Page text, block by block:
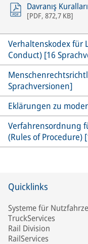
Davranış
[PDF, 872,7 KB]
Verhaltenskodex für
Conduct) [16
Sprachversionen]
Eklärungen zu
Verfahrensordnung
(Rules of Procedure)
Quicklinks
Systeme für
TruckServices
Rail Division
RailServices